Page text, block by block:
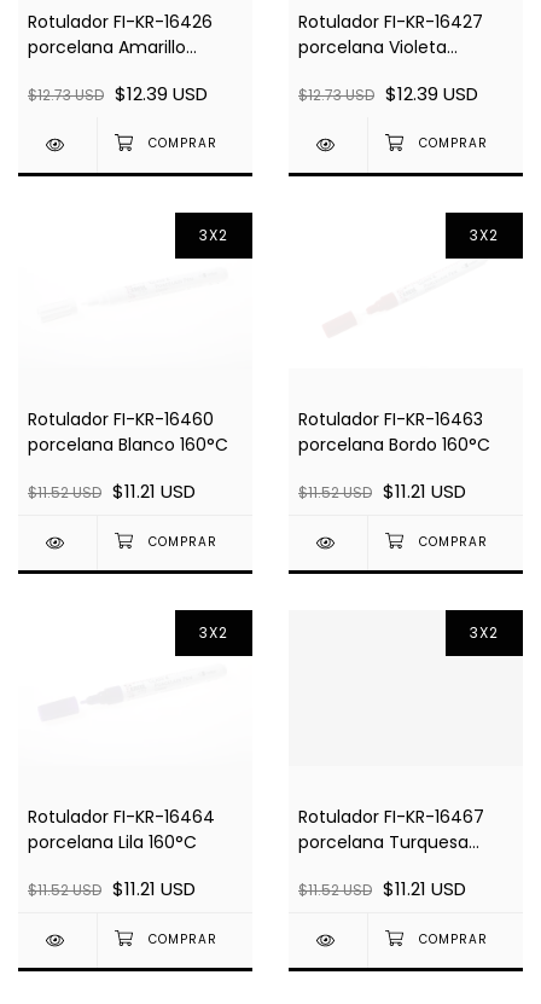
Rotulador FI-KR-16426
porcelana Amarillo
$12.73 USD $12.39 USD
Rotulador FI-KR-16427
porcelana Violeta
$12.73 USD $12.39 USD
3X2
Rotulador FI-KR-16460
porcelana Blanco 160°C
$11.52 USD $11.21 USD
3X2
Rotulador FI-KR-16463
porcelana Bordo 160°C
$11.52 USD $11.21 USD
3X2
Rotulador FI-KR-16464
porcelana Lila 160°C
$11.52 USD $11.21 USD
3X2
Rotulador FI-KR-16467
porcelana Turquesa
$11.52 USD $11.21 USD